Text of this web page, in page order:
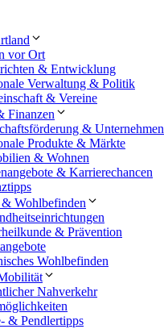
vor Ort
& Entwicklung
Verwaltung & Politik
& Vereine
Finanzen
& Unternehmen
Produkte & Märkte
& Wohnen
& Karrierechancen
Wohlbefinden
& Prävention
Wohlbefinden
Nahverkehr
& Pendlertipps